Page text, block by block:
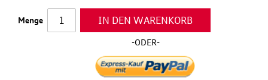
Menge IN DEN WARENKORB
-ODER-